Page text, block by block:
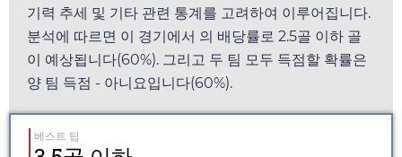
기력 추세 및 기타 관련 통계를 고려하여 이루어집니다.
분석에 따르면 이 경기에서 의 배당률로 2.5골 이하 골
이 예상됩니다(60%). 그리고 두 팀 모두 득점할 확률은
양 팀 득점 - 아니요입니다(60%).
베스트 팁